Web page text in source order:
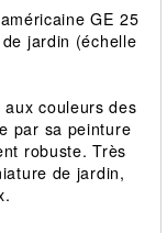
GE 25
jardin (échelle
couleurs des
par sa peinture
robuste. Très
de jardin,